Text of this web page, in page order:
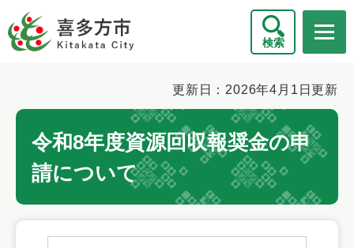
ー
ジ
検索
文
更新日：2026年4月1日更新
令和8年度資源回収報奨金の申
請について